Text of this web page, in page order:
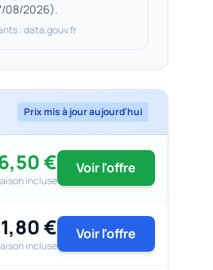
08/2026).
: data.gouv.fr
Prix mis à jour aujourd'hui
€
incluse
Voir l'offre
€
incluse
Voir l'offre